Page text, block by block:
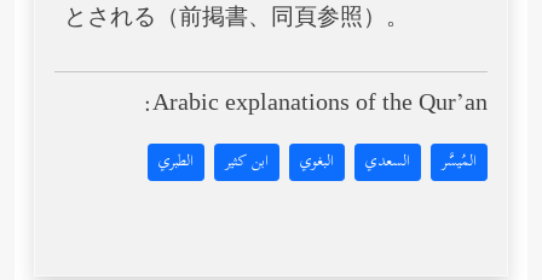
とされる（前掲書、同頁参照）。
Arabic explanations of the Qur’an:
المُيسَّر السعدي البغوي ابن كثير الطبري